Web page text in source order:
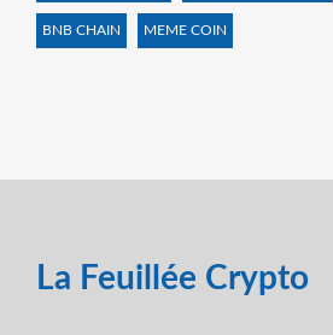
BNB CHAIN MEME COIN
La Feuillée Crypto